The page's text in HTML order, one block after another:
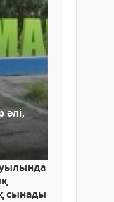
әлі,
сынады